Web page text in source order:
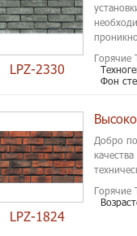
LPZ-2330
Горячие
Фон
LPZ-1824
Добро
Горячие